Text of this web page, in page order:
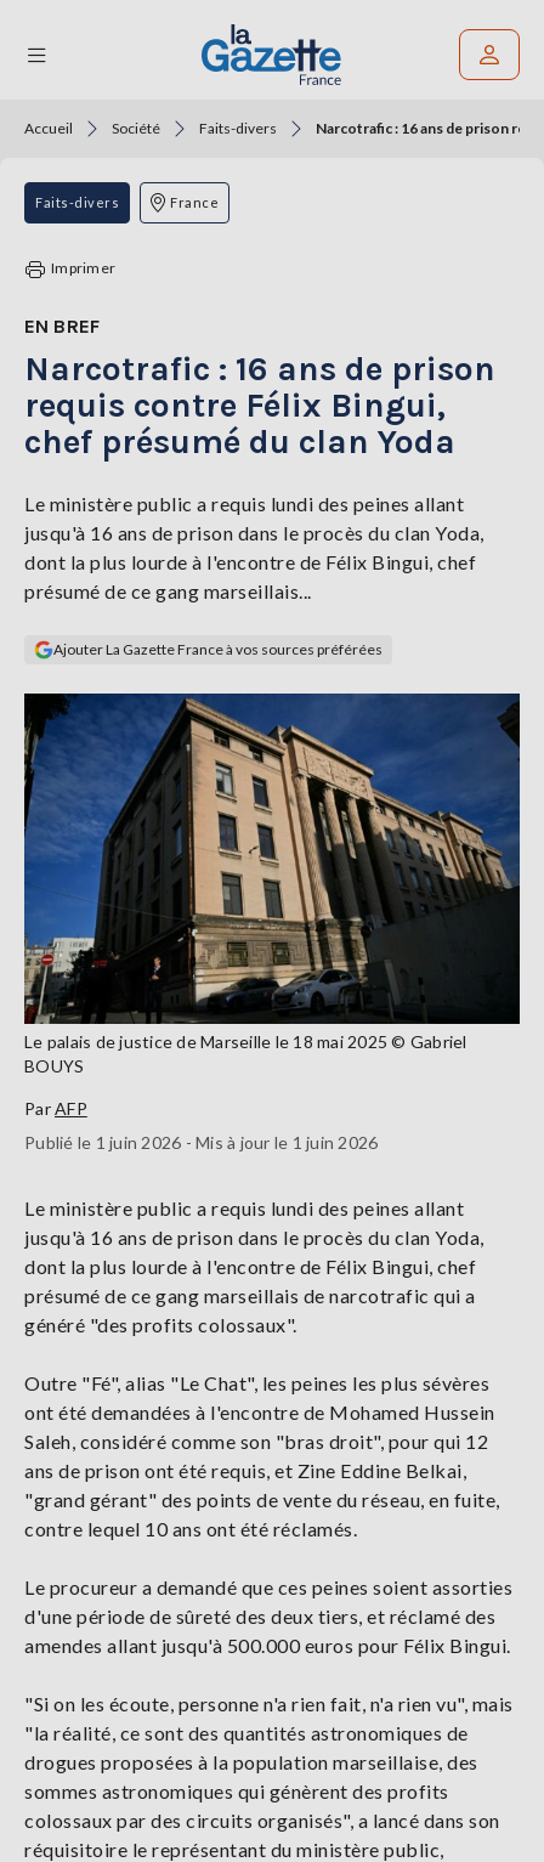
THÉMATIQUES
RÉGIONS
TENDANCES
SERVICES
LA
GAZETTE
Se
connecter
S'abonner
Accueil Société Faits-divers Narcotrafic : 16 ans de prison
Faits-divers France
Imprimer
EN BREF
Narcotrafic : 16 ans de prison
requis contre Félix Bingui,
chef présumé du clan Yoda
Le ministère public a requis lundi des peines allant
jusqu'à 16 ans de prison dans le procès du clan Yoda,
dont la plus lourde à l'encontre de Félix Bingui, chef
présumé de ce gang marseillais...
Ajouter La Gazette France à vos sources préférées
Le palais de justice de Marseille le 18 mai 2025 © Gabriel
BOUYS
ParAFP
Publié le 1 juin 2026 - Mis à jour le 1 juin 2026
Le ministère public a requis lundi des peines allant
jusqu'à 16 ans de prison dans le procès du clan Yoda,
dont la plus lourde à l'encontre de Félix Bingui, chef
présumé de ce gang marseillais de narcotrafic qui a
généré "des profits colossaux".
Outre "Fé", alias "Le Chat", les peines les plus sévères
ont été demandées à l'encontre de Mohamed Hussein
Saleh, considéré comme son "bras droit", pour qui 12
ans de prison ont été requis, et Zine Eddine Belkai,
"grand gérant" des points de vente du réseau, en fuite,
contre lequel 10 ans ont été réclamés.
Le procureur a demandé que ces peines soient assorties
d'une période de sûreté des deux tiers, et réclamé des
amendes allant jusqu'à 500.000 euros pour Félix Bingui.
"Si on les écoute, personne n'a rien fait, n'a rien vu", mais
"la réalité, ce sont des quantités astronomiques de
drogues proposées à la population marseillaise, des
sommes astronomiques qui génèrent des profits
colossaux par des circuits organisés", a lancé dans son
réquisitoire le représentant du ministère public,